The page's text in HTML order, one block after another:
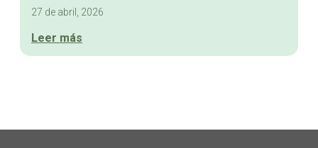
27 de abril, 2026
Leer más